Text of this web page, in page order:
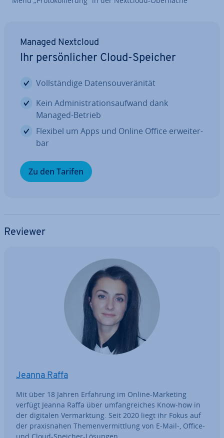
Managed Nextcloud
Ihr per­sön­li­cher Cloud-Speicher
Voll­stän­di­ge Da­ten­sou­ve­rä­ni­tät
Kein Ad­mi­nis­tra­ti­ons­auf­wand dank
Managed-Betrieb
Flexibel um Apps und Online Office er­wei­ter­
bar
Zu den Tarifen
Reviewer
Jeanna Raffa
Mit über 18 Jahren Erfahrung im Online-Marketing
verfügt Jeanna Raffa über um­fang­rei­ches Know-how in
der digitalen Ver­mark­tung. Seit 2020 liegt ihr Fokus auf
der pra­xis­na­hen The­men­ver­mitt­lung von E-Mail-, Office-